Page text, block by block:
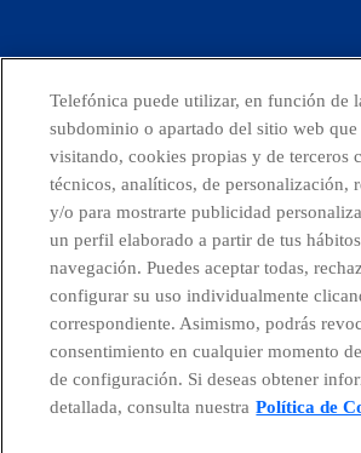
facebook linkedin twitter
CONTACTO
Telefónica en redes sociales
Canal de Denuncias
Centro Global Transparencia
Telefónica puede utilizar, en función de
subdominio o apartado del sitio web que
visitando, cookies propias y de terceros
técnicos, analíticos, de personalización,
y/o para mostrarte publicidad
un perfil elaborado a partir de tus
navegación. Puedes aceptar todas,
configurar su uso individualmente
correspondiente. Asimismo, podrás
consentimiento en cualquier momento
de configuración. Si deseas obtener
detallada, consulta nuestra Política de